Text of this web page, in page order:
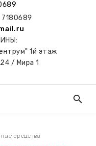
1й этаж
/ Мира 1
search
средства